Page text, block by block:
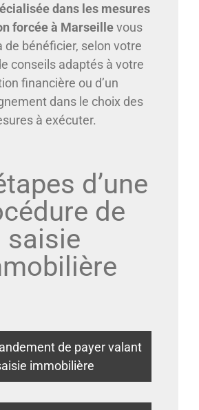
dans les mesures
forcée à Marseillevous
de bénéficier, selon votre
conseils adaptés à votre
financière ou d’un
dans le choix des
à exécuter.
d’une
de
saisie
de payer valant
immobilière